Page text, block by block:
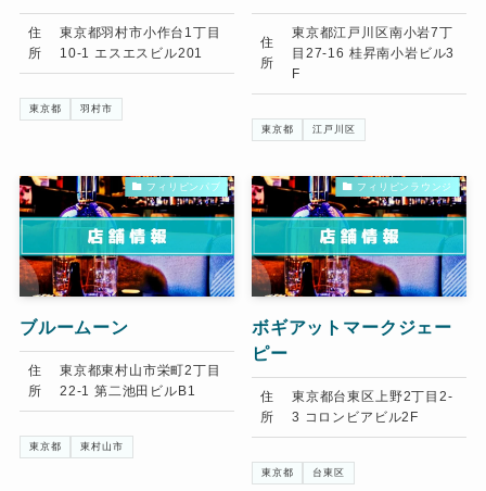
住
所
東京都羽村市小作台1丁目
10-1 エスエスビル201
東京都 羽村市
住
所
東京都江戸川区南小岩7丁
目27-16 桂昇南小岩ビル3
F
東京都 江戸川区
フィリピンパブ
ブルームーン
住
所
東京都東村山市栄町2丁目
22-1 第二池田ビルB1
東京都 東村山市
フィリピンラウンジ
ボギアットマークジェー
ピー
住
所
東京都台東区上野2丁目2-
3 コロンビアビル2F
東京都 台東区